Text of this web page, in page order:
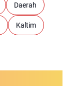
Daerah
Kaltim